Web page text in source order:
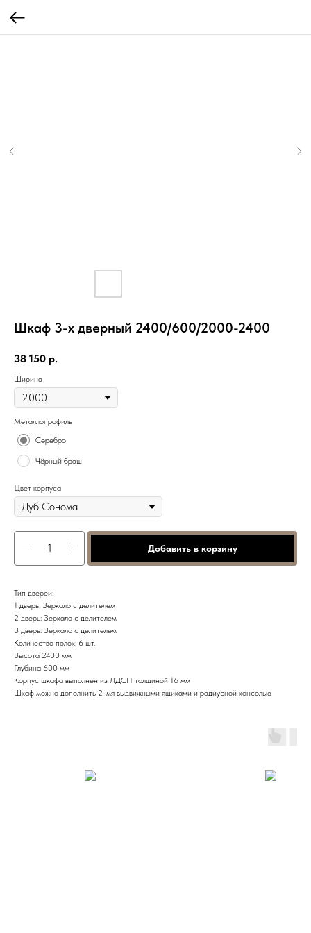
Шкаф 3-х дверный 2400/600/2000-2400
38 150 р.
Ширина
Металлопрофиль
Серебро
Чёрный браш
Цвет корпуса
Добавить в корзину
Тип дверей:
1 дверь: Зеркало с делителем
2 дверь: Зеркало с делителем
3 дверь: Зеркало с делителем
Количество полок: 6 шт.
Высота 2400 мм
Глубина 600 мм
Корпус шкафа выполнен из ЛДСП толщиной 16 мм
Шкаф можно дополнить 2-мя выдвижными ящиками и радиусной консолью